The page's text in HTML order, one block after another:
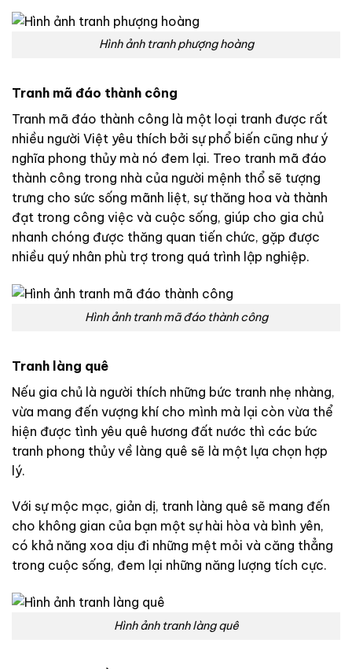
Hình ảnh tranh phượng hoàng
Tranh mã đáo thành công
Tranh mã đáo thành công là một loại tranh được rất
nhiều người Việt yêu thích bởi sự phổ biến cũng như ý
nghĩa phong thủy mà nó đem lại. Treo tranh mã đáo
thành công trong nhà của người mệnh thổ sẽ tượng
trưng cho sức sống mãnh liệt, sự thăng hoa và thành
đạt trong công việc và cuộc sống, giúp cho gia chủ
nhanh chóng được thăng quan tiến chức, gặp được
nhiều quý nhân phù trợ trong quá trình lập nghiệp.
Hình ảnh tranh mã đáo thành công
Tranh làng quê
Nếu gia chủ là người thích những bức tranh nhẹ nhàng,
vừa mang đến vượng khí cho mình mà lại còn vừa thể
hiện được tình yêu quê hương đất nước thì các bức
tranh phong thủy về làng quê sẽ là một lựa chọn hợp
lý.
Với sự mộc mạc, giản dị, tranh làng quê sẽ mang đến
cho không gian của bạn một sự hài hòa và bình yên,
có khả năng xoa dịu đi những mệt mỏi và căng thẳng
trong cuộc sống, đem lại những năng lượng tích cực.
Hình ảnh tranh làng quê